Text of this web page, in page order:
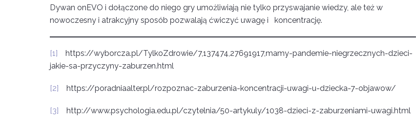
Dywan onEVO i dołączone do niego gry umożliwiają nie tylko przyswajanie wiedzy, ale też w
nowoczesny i atrakcyjny sposób pozwalają ćwiczyć uwagę i koncentrację.
[1] https://wyborcza.pl/TylkoZdrowie/7,137474,27691917,mamy-pandemie-niegrzecznych-dzieci-
jakie-sa-przyczyny-zaburzen.html
[2] https://poradniaalter.pl/rozpoznac-zaburzenia-koncentracji-uwagi-u-dziecka-7-objawow/
[3] http://www.psychologia.edu.pl/czytelnia/50-artykuly/1038-dzieci-z-zaburzeniami-uwagi.html